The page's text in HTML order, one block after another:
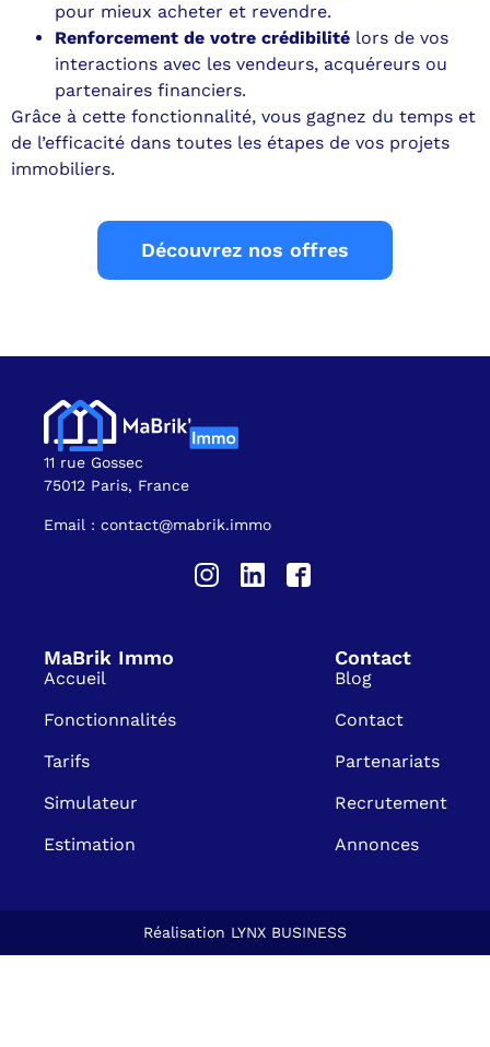
pour mieux acheter et revendre.
Renforcement de votre crédibilité lors de vos
interactions avec les vendeurs, acquéreurs ou
partenaires financiers.
Grâce à cette fonctionnalité, vous gagnez du temps et
de l’efficacité dans toutes les étapes de vos projets
immobiliers.
Découvrez nos offres
11 rue Gossec
75012 Paris, France
Email : contact@mabrik.immo
MaBrik Immo
Accueil
Fonctionnalités
Tarifs
Simulateur
Estimation
Contact
Blog
Contact
Partenariats
Recrutement
Annonces
Réalisation LYNX BUSINESS